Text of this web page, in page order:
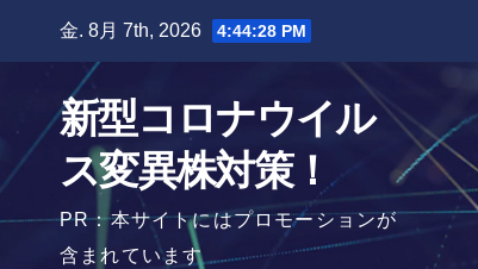
金. 8月 7th, 2026 4:44:29 PM
新型コロナウイル
ス変異株対策！
PR：本サイトにはプロモーションが
含まれています